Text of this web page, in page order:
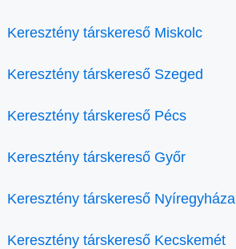
Keresztény társkereső Miskolc
Keresztény társkereső Szeged
Keresztény társkereső Pécs
Keresztény társkereső Győr
Keresztény társkereső Nyíregyháza
Keresztény társkereső Kecskemét